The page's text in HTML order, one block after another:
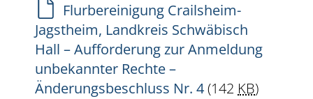
Flurbereinigung Crailsheim-
Jagstheim, Landkreis Schwäbisch
Hall – Aufforderung zur Anmeldung
unbekannter Rechte –
Änderungsbeschluss Nr. 4(142 KB)